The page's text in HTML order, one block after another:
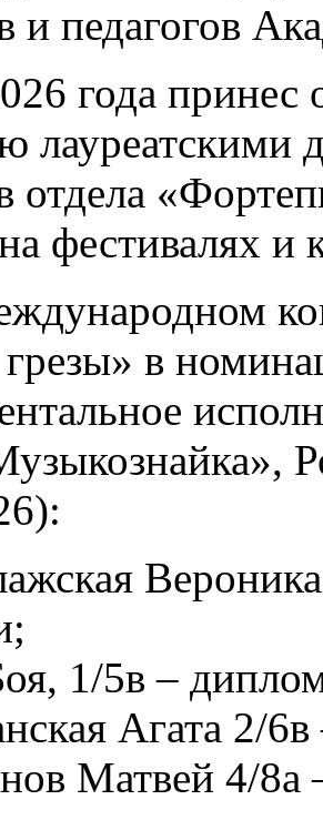
и педагогов
года принес
лауреатскими
отдела
фестивалях и
в
1/5в –
Агата 2/
Матвей 4/8а